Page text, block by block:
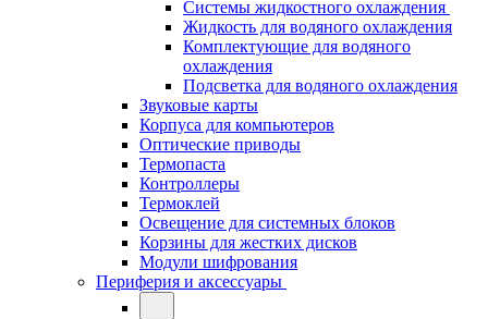
Системы жидкостного охлаждения
Жидкость для водяного охлаждения
Комплектующие для водяного
охлаждения
Подсветка для водяного охлаждения
Звуковые карты
Корпуса для компьютеров
Оптические приводы
Термопаста
Контроллеры
Термоклей
Освещение для системных блоков
Корзины для жестких дисков
Модули шифрования
Периферия и аксессуары